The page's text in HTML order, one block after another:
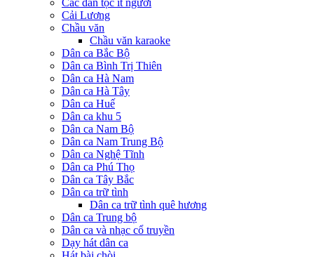
Các dân tộc ít người
Cải Lương
Chầu văn
Chầu văn karaoke
Dân ca Bắc Bộ
Dân ca Bình Trị Thiên
Dân ca Hà Nam
Dân ca Hà Tây
Dân ca Huế
Dân ca khu 5
Dân ca Nam Bộ
Dân ca Nam Trung Bộ
Dân ca Nghệ Tĩnh
Dân ca Phú Thọ
Dân ca Tây Bắc
Dân ca trữ tình
Dân ca trữ tình quê hương
Dân ca Trung bộ
Dân ca và nhạc cổ truyền
Dạy hát dân ca